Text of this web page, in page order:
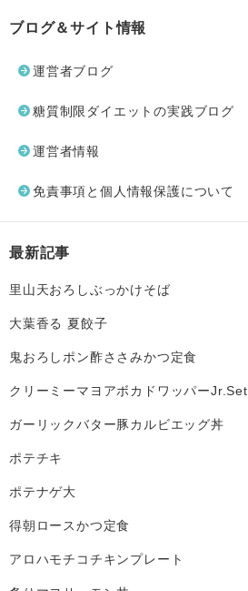
ブログ＆サイト情報
運営者ブログ
糖質制限ダイエットの実践ブログ
運営者情報
免責事項と個人情報保護について
最新記事
里山天おろしぶっかけそば
大葉香る 夏餃子
鬼おろしポン酢ささみかつ定食
クリーミーマヨアボカドワッパーJr.Set
ガーリックバター豚カルビエッグ丼
ポテチキ
ポテナゲ大
得朝ロースかつ定食
アロハモチコチキンプレート